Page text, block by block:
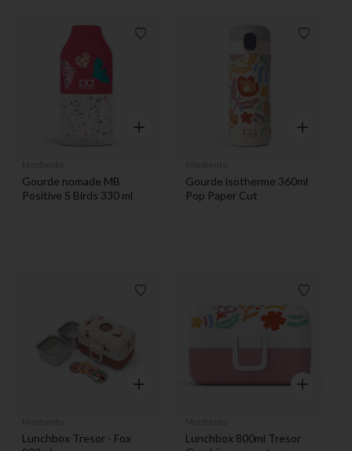
Liste de souhaits
Aperçu rapide
Gourde nomade MB
Positive S Birds 330 ml
Liste de
Aperçu
Gourde isotherme 360ml
Pop Paper Cut
Liste de souhaits
Aperçu rapide
Lunchbox Tresor - Fox
Liste de
Aperçu
Lunchbox 800ml Tresor